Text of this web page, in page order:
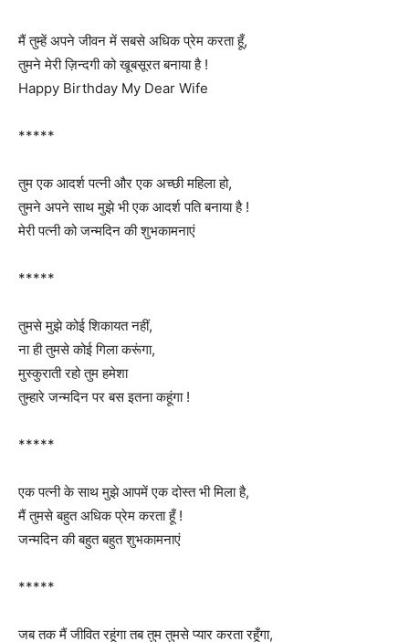
मैं तुम्हें अपने जीवन में सबसे अधिक प्रेम करता हूँ,
तुमने मेरी ज़िन्दगी को खूबसूरत बनाया है !
Happy Birthday My Dear Wife
*****
तुम एक आदर्श पत्नी और एक अच्छी महिला हो,
तुमने अपने साथ मुझे भी एक आदर्श पति बनाया है !
मेरी पत्नी को जन्मदिन की शुभकामनाएं
*****
तुमसे मुझे कोई शिकायत नहीं,
ना ही तुमसे कोई गिला करूंगा,
मुस्कुराती रहो तुम हमेशा
तुम्हारे जन्मदिन पर बस इतना कहूंगा !
*****
एक पत्नी के साथ मुझे आपमें एक दोस्त भी मिला है,
मैं तुमसे बहुत अधिक प्रेम करता हूँ !
जन्मदिन की बहुत बहुत शुभकामनाएं
*****
जब तक मैं जीवित रहूंगा तब तुम तुमसे प्यार करता रहूँगा,